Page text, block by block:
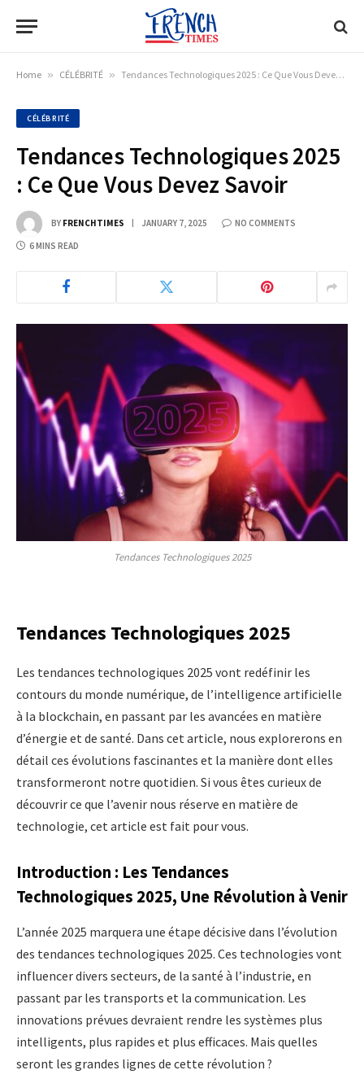
Home » CÉLÉBRITÉ » Tendances Technologiques 2025 : Ce Que Vous Devez Savoir
CÉLÉBRITÉ
Tendances Technologiques 2025
: Ce Que Vous Devez Savoir
BY FRENCHTIMES JANUARY 7, 2025 NO COMMENTS
6 MINS READ
Tendances Technologiques 2025
Tendances Technologiques 2025
Les tendances technologiques 2025 vont redéfinir les
contours du monde numérique, de l’intelligence artificielle
à la blockchain, en passant par les avancées en matière
d’énergie et de santé. Dans cet article, nous explorerons en
détail ces évolutions fascinantes et la manière dont elles
transformeront notre quotidien. Si vous êtes curieux de
découvrir ce que l’avenir nous réserve en matière de
technologie, cet article est fait pour vous.
Introduction : Les Tendances
Technologiques 2025, Une Révolution à Venir
L’année 2025 marquera une étape décisive dans l’évolution
des tendances technologiques 2025. Ces technologies vont
influencer divers secteurs, de la santé à l’industrie, en
passant par les transports et la communication. Les
innovations prévues devraient rendre les systèmes plus
intelligents, plus rapides et plus efficaces. Mais quelles
seront les grandes lignes de cette révolution ?